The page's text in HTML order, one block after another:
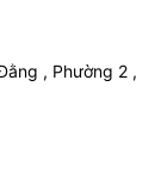
, Phường 2 ,